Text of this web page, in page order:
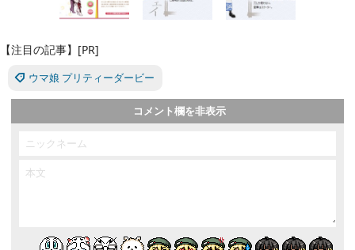
【注目の記事】[PR]
ウマ娘 プリティーダービー
コメント欄を非表示